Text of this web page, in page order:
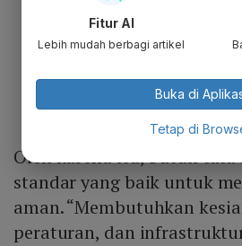
Oleh karena itu, butuh tata
standar yang baik untuk
aman. “Membutuhkan
peraturan, dan
Fitur AI
Lebih mudah berbagi artikel
Buka di
Tetap di